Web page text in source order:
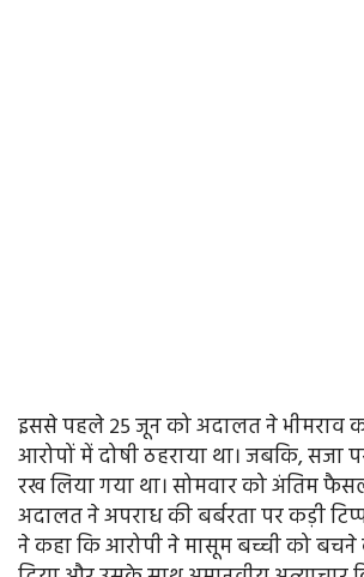
इससे पहले 25 जून को अदालत ने भीमराव
आरोपों में दोषी ठहराया था। जबकि, सजा
रख लिया गया था। सोमवार को अंतिम
अदालत ने अपराध की बर्बरता पर कड़ी
ने कहा कि आरोपी ने मासूम बच्ची को